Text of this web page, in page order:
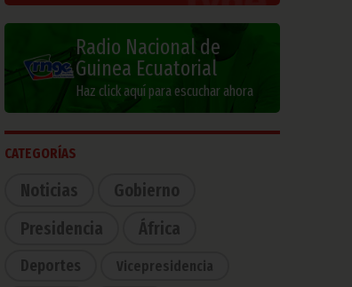
Radio Nacional de
Guinea Ecuatorial
Haz click aquí para escuchar ahora
CATEGORÍAS
Noticias
Gobierno
Presidencia
África
Deportes Vicepresidencia